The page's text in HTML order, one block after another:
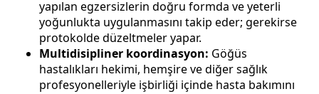
yapılan egzersizlerin doğru formda ve yeterli
yoğunlukta uygulanmasını takip eder; gerekirse
protokolde düzeltmeler yapar.
Multidisipliner koordinasyon: Göğüs
hastalıkları hekimi, hemşire ve diğer sağlık
profesyonelleriyle işbirliği içinde hasta bakımını